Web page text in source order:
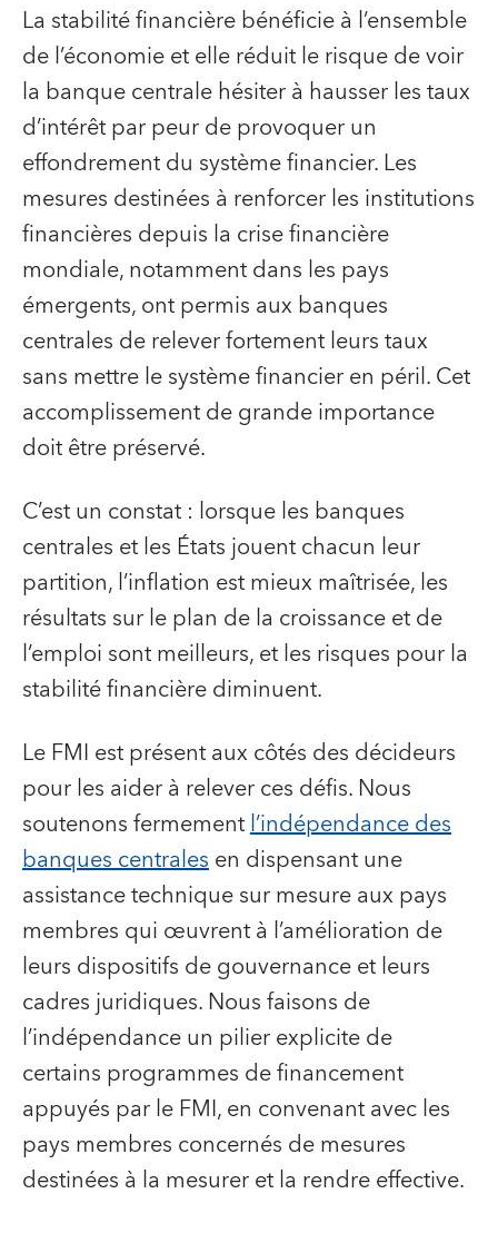
La stabilité financière bénéficie à l’ensemble
de l’économie et elle réduit le risque de voir
la banque centrale hésiter à hausser les taux
d’intérêt par peur de provoquer un
effondrement du système financier. Les
mesures destinées à renforcer les institutions
financières depuis la crise financière
mondiale, notamment dans les pays
émergents, ont permis aux banques
centrales de relever fortement leurs taux
sans mettre le système financier en péril. Cet
accomplissement de grande importance
doit être préservé.
C’est un constat : lorsque les banques
centrales et les États jouent chacun leur
partition, l’inflation est mieux maîtrisée, les
résultats sur le plan de la croissance et de
l’emploi sont meilleurs, et les risques pour la
stabilité financière diminuent.
Le FMI est présent aux côtés des décideurs
pour les aider à relever ces défis. Nous
soutenons fermementl’indépendance des
banques centralesen dispensant une
assistance technique sur mesure aux pays
membres qui œuvrent à l’amélioration de
leurs dispositifs de gouvernance et leurs
cadres juridiques. Nous faisons de
l’indépendance un pilier explicite de
certains programmes de financement
appuyés par le FMI, en convenant avec les
pays membres concernés de mesures
destinées à la mesurer et la rendre effective.